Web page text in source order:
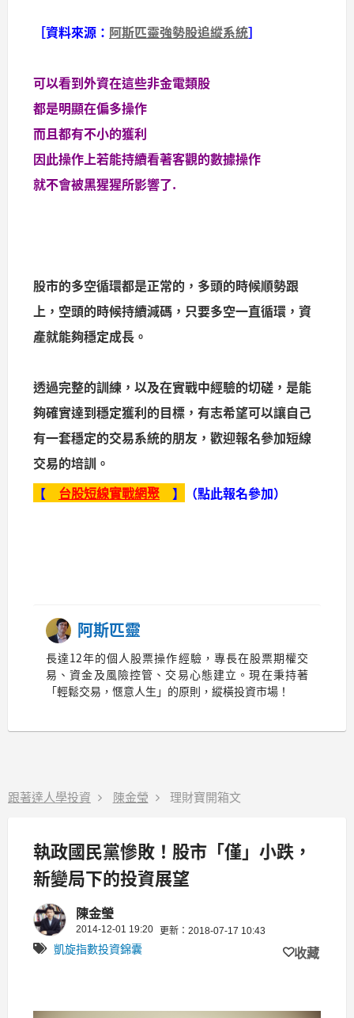
［資料來源： 阿斯匹靈強勢股追縱系統］
可以看到外資在這些非金電類股
都是明顯在偏多操作
而且都有不小的獲利
因此操作上若能持續看著客觀的數據操作
就不會被黑猩猩所影響了.
股市的多空循環都是正常的，多頭的時候順勢跟
上，空頭的時候持續減碼，只要多空一直循環，資
產就能夠穩定成長。
透過完整的訓練，以及在實戰中經驗的切磋，是能
夠確實達到穩定獲利的目標，有志希望可以讓自己
有一套穩定的交易系統的朋友，歡迎報名參加短線
交易的培訓。
【
台股短線實戰網聚 】 （點此報名參加）
阿斯匹靈
長達12年的個人股票操作經驗，專長在股票期權交
易、資金及風險控管、交易心態建立。現在秉持著
「輕鬆交易，愜意人生」的原則，縱橫投資市場！
跟著達人學投資 陳金瑩 理財寶開箱文
執政國民黨慘敗！股市「僅」小跌，
新變局下的投資展望
陳金瑩
2014-12-01 19:20 更新：2018-07-17 10:43
凱旋指數投資錦囊 收藏